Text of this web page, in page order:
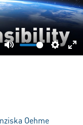
Mute
Oehme